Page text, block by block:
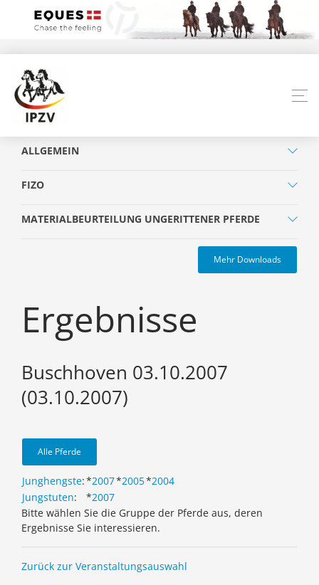
ALLGEMEIN
FIZO
MATERIALBEURTEILUNG UNGERITTENER PFERDE
Mehr Downloads
Ergebnisse
Buschhoven 03.10.2007
(03.10.2007)
Alle Pferde
Junghengste:*2007*2005*2004
Jungstuten: *2007
Bitte wählen Sie die Gruppe der Pferde aus, deren
Ergebnisse Sie interessieren.
Zurück zur Veranstaltungsauswahl